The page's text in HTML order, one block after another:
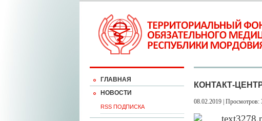
ГЛАВНАЯ
НОВОСТИ
RSS ПОДПИСКА
КОНТАКТ-
08.02.2019 | Просмотров: